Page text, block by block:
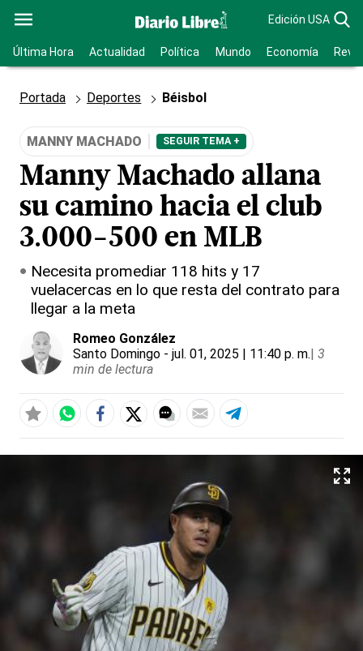
Edición USA
Última Hora Actualidad Política Mundo Economía
Portada Deportes Béisbol
MANNY MACHADO SEGUIR TEMA +
Manny Machado allana
su camino hacia el club
3.000-500 en MLB
Necesita promediar 118 hits y 17
vuelacercas en lo que resta del contrato para
llegar a la meta
Romeo González
Santo Domingo - jul. 01, 2025 | 11:40 p. m.| 3
min de lectura